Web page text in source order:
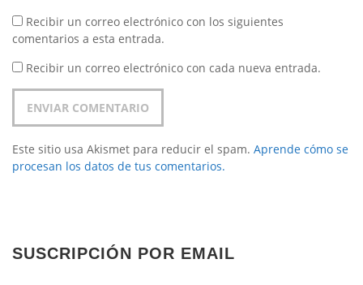
Recibir un correo electrónico con los siguientes
comentarios a esta entrada.
Recibir un correo electrónico con cada nueva entrada.
Este sitio usa Akismet para reducir el spam. Aprende cómo se
procesan los datos de tus comentarios.
SUSCRIPCIÓN POR EMAIL